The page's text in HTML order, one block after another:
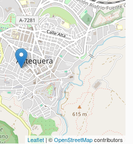
Leaflet| ©OpenStreetMapcontributors